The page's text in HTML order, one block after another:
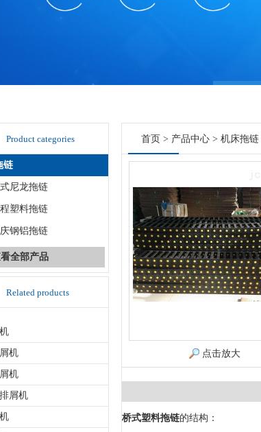
Product categories
链
尼龙拖链
塑料拖链
钢铝拖链
全部产品
Related products
机
机
屑机
首页 > 产品中心 > 机床拖链
点击放大
桥式塑料拖链的结构：